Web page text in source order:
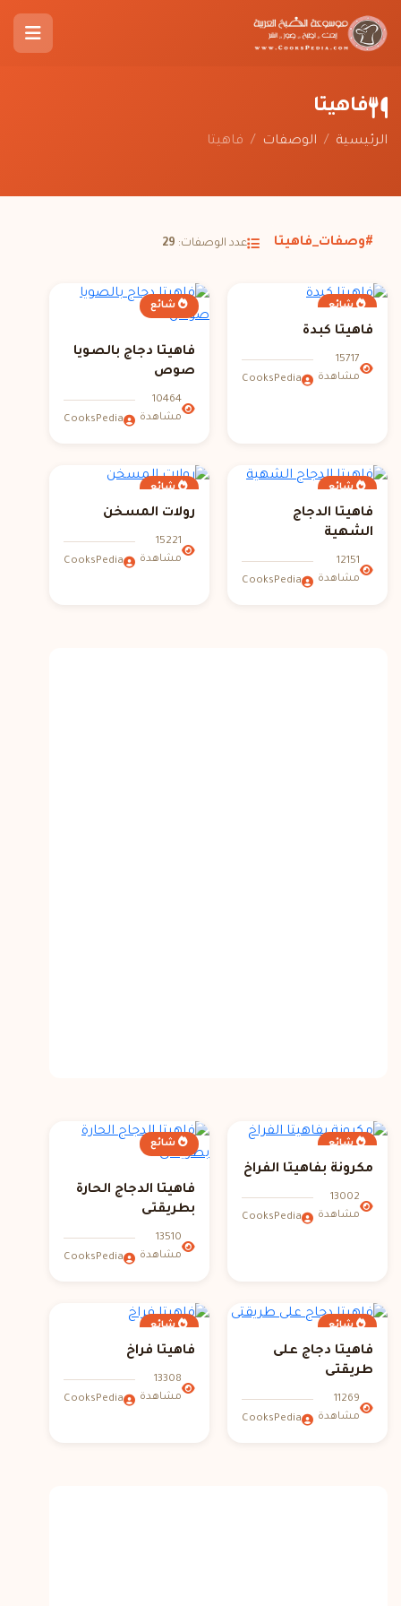
فاهيتا
الرئيسية / الوصفات / فاهيتا
#وصفات_فاهيتا عدد الوصفات: 29
شائع
فاهيتا كبدة
15717
مشاهدة
CooksPedia
شائع
فاهيتا دجاج بالصويا
صوص
10464
مشاهدة
CooksPedia
شائع
فاهيتا الدجاج
الشهية
12151
مشاهدة
CooksPedia
شائع
رولات المسخن
15221
مشاهدة
CooksPedia
شائع
مكرونة بفاهيتا الفراخ
13002
مشاهدة
CooksPedia
شائع
فاهيتا الدجاج الحارة
بطريقتى
13510
مشاهدة
CooksPedia
شائع
فاهيتا دجاج على
طريقتى
11269
مشاهدة
CooksPedia
شائع
فاهيتا فراخ
13308
مشاهدة
CooksPedia